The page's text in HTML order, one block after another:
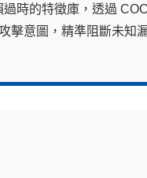
過時的特徵庫，透過
擊意圖，精準阻斷未知